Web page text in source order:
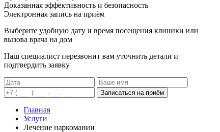
Доказанная эффективность и безопасность
Электронная запись на приём
Выберите удобную дату и время посещения клиники или
вызова врача на дом
Наш специалист перезвонит вам уточнить детали и
подтвердить заявку
Записаться на приём
Главная
Услуги
Лечение наркомании